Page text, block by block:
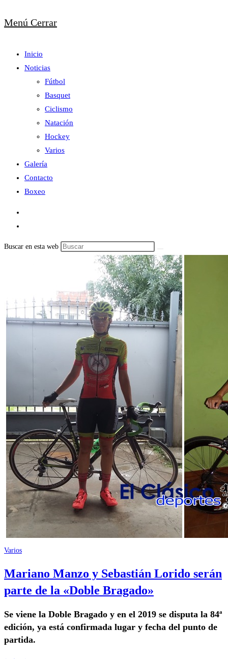
Menú Cerrar
Inicio
Noticias
Fútbol
Basquet
Ciclismo
Natación
Hockey
Varios
Galería
Contacto
Boxeo
Buscar en esta web
Varios
Mariano Manzo y Sebastián Lorido serán
parte de la «Doble Bragado»
Se viene la Doble Bragado y en el 2019 se disputa la 84ª
edición, ya está confirmada lugar y fecha del punto de
partida.